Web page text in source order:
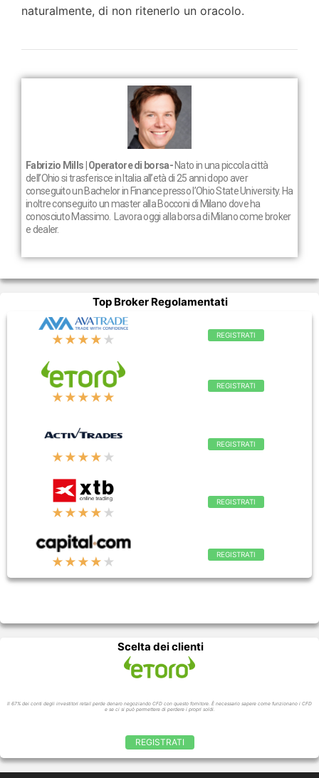
naturalmente, di non ritenerlo un oracolo.
Fabrizio Mills | Operatore di borsa- Nato in una piccola città
dell’Ohio si trasferisce in Italia all’età di 25 anni dopo aver
conseguito un Bachelor in Finance presso l’Ohio State University. Ha
inoltre conseguito un master alla Bocconi di Milano dove ha
conosciuto Massimo. Lavora oggi alla borsa di Milano come broker
e dealer.
Top Broker Regolamentati
★★★★ ★ REGISTRATI
★★★★★
REGISTRATI
★★★★ ★
REGISTRATI
★★★★ ★
REGISTRATI
★★★★ ★
REGISTRATI
Scelta dei clienti
Il 67% dei conti degli investitori retail perde denaro negoziando CFD con questo fornitore. È necessario sapere come funzionano i CFD
e se ci si può permettere di perdere i propri soldi.
REGISTRATI